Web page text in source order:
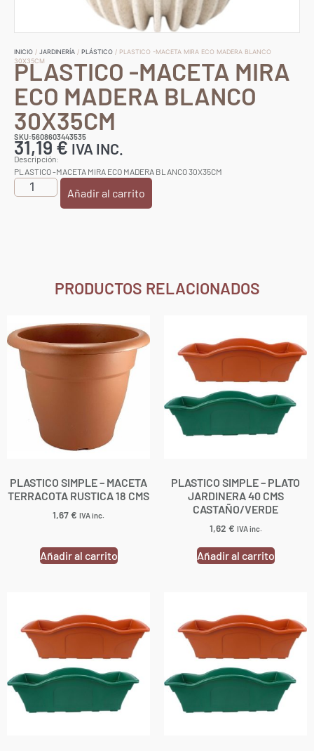
INICIO / JARDINERÍA / PLÁSTICO / PLASTICO -MACETA MIRA ECO MADERA BLANCO
30X35CM
PLASTICO -MACETA MIRA
ECO MADERA BLANCO
30X35CM
SKU:5608603443535
31,19€ IVA INC.
Descripción:
PLASTICO -MACETA MIRA ECO MADERA BLANCO 30X35CM
Añadir al carrito
PRODUCTOS RELACIONADOS
PLASTICO SIMPLE – MACETA
TERRACOTA RUSTICA 18 CMS
1,67€ IVA inc.
Añadir al carrito
PLASTICO SIMPLE – PLATO
JARDINERA 40 CMS
CASTAÑO/VERDE
1,62 € IVA inc.
Añadir al carrito